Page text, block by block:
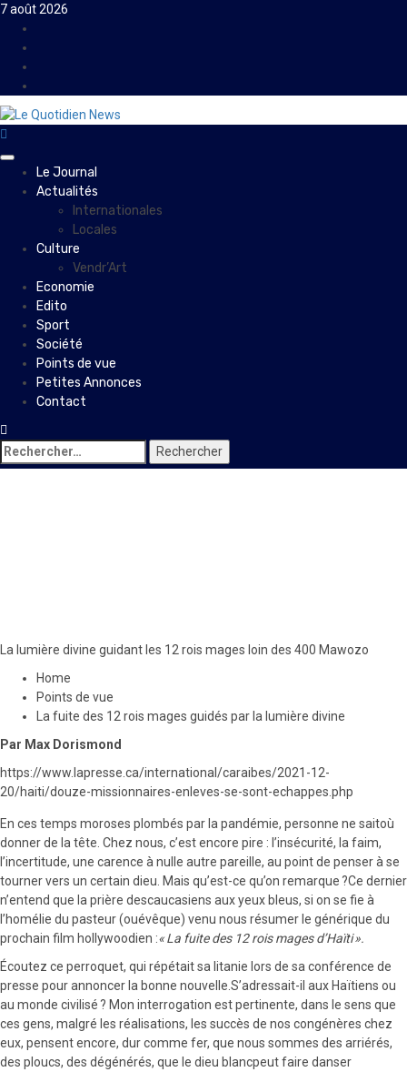
Skip
content
7 août 2026
PrimaryLe Journal
Actualités
Internationales
Locales
Culture
Vendr’Art
Economie
Edito
Sport
Société
Points de vue
Petites Annonces
Contact
Rechercher :
La lumière divine guidant les 12 rois mages loin des 400 Mawozo
Home
Points de vue
La fuite des 12 rois mages guidés par la lumière divine
Par Max Dorismond
https://www.lapresse.ca/international/caraibes/2021-12-
20/haiti/douze-missionnaires-enleves-se-sont-echappes.php
En ces temps moroses plombés par la pandémie, personne ne saitoù
donner de la tête. Chez nous, c’est encore pire : l’insécurité, la faim,
l’incertitude, une carence à nulle autre pareille, au point de penser à se
tourner vers un certain dieu. Mais qu’est-ce qu’on remarque ?Ce dernier
n’entend que la prière descaucasiens aux yeux bleus, si on se fie à
l’homélie du pasteur (ouévêque) venu nous résumer le générique du
prochain film hollywoodien :«La fuite des 12 rois mages d’Haïti».
Écoutez ce perroquet, qui répétait sa litanie lors de sa conférence de
presse pour annoncer la bonne nouvelle.S’adressait-il aux Haïtiens ou
au monde civilisé ? Mon interrogation est pertinente, dans le sens que
ces gens, malgré les réalisations, les succès de nos congénères chez
eux, pensent encore, dur comme fer, que nous sommes des arriérés,
des ploucs, des dégénérés, que le dieu blancpeut faire danser